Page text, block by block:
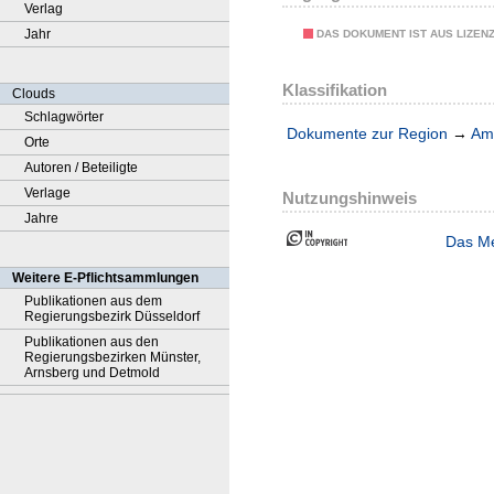
Verlag
Jahr
Clouds
Schlagwörter
Orte
Autoren / Beteiligte
Verlage
Jahre
Weitere E-Pflichtsammlungen
Publikationen aus dem
Regierungsbezirk Düsseldorf
Publikationen aus den
Regierungsbezirken Münster,
Arnsberg und Detmold
DAS DOKUMENT IST AUS
Klassifikation
Dokumente zur Region →
Nutzungshinweis
Das